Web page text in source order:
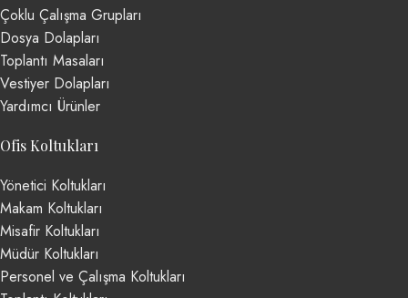
Çoklu Çalışma Grupları
Dosya Dolapları
Toplantı Masaları
Vestiyer Dolapları
Yardımcı Ürünler
Ofis Koltukları
Yönetici Koltukları
Makam Koltukları
Misafir Koltukları
Müdür Koltukları
Personel ve Çalışma Koltukları